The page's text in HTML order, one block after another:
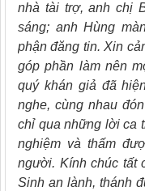
nhà tài trợ, anh chị
sáng; anh Hùng
phận đăng tin. Xin
góp phần làm nên
quý khán giả đã
nghe, cùng nhau
chỉ qua những lời ca
nghiệm và thấm
người. Kính chúc tất
Sinh an lành, thánh